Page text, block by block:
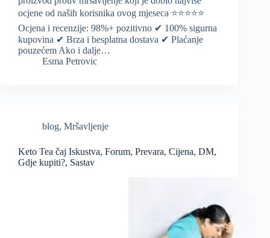
ocjene od naših korisnika ovog mjeseca ⭐️⭐️⭐️⭐️⭐️
Ocjena i recenzije: 98%+ pozitivno ✔ 100% sigurna
kupovina ✔ Brza i besplatna dostava ✔ Plaćanje
pouzećem Ako i dalje…
Esma Petrovic
blog, Mršavljenje
Keto Tea čaj Iskustva, Forum, Prevara, Cijena, DM,
Gdje kupiti?, Sastav